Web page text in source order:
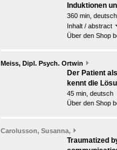
Induktionen
360 min, deutsch
Inhalt / abstract
Über den Shop
Meiss, Dipl. Psych. Ortwin
Der Patient
kennt die
45 min, deutsch
Über den Shop
Carolusson, Susanna,
Traumatized